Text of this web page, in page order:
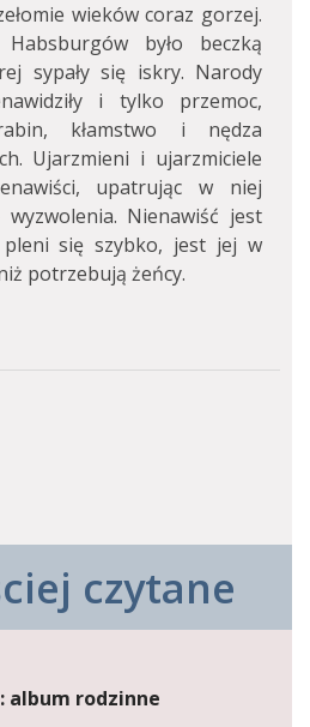
wieków coraz gorzej.
Habsburgów było beczką
sypały się iskry. Narody
i tylko przemoc,
kłamstwo i nędza
Ujarzmieni i ujarzmiciele
upatrując w niej
Nienawiść jest
się szybko, jest jej w
potrzebują żeńcy.
czytane
album rodzinne